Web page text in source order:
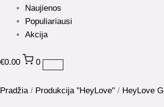
Naujienos
Populiariausi
Akcija
€0.00 0
Pradžia / Produkcija "HeyLove" / HeyLove
kiekis: